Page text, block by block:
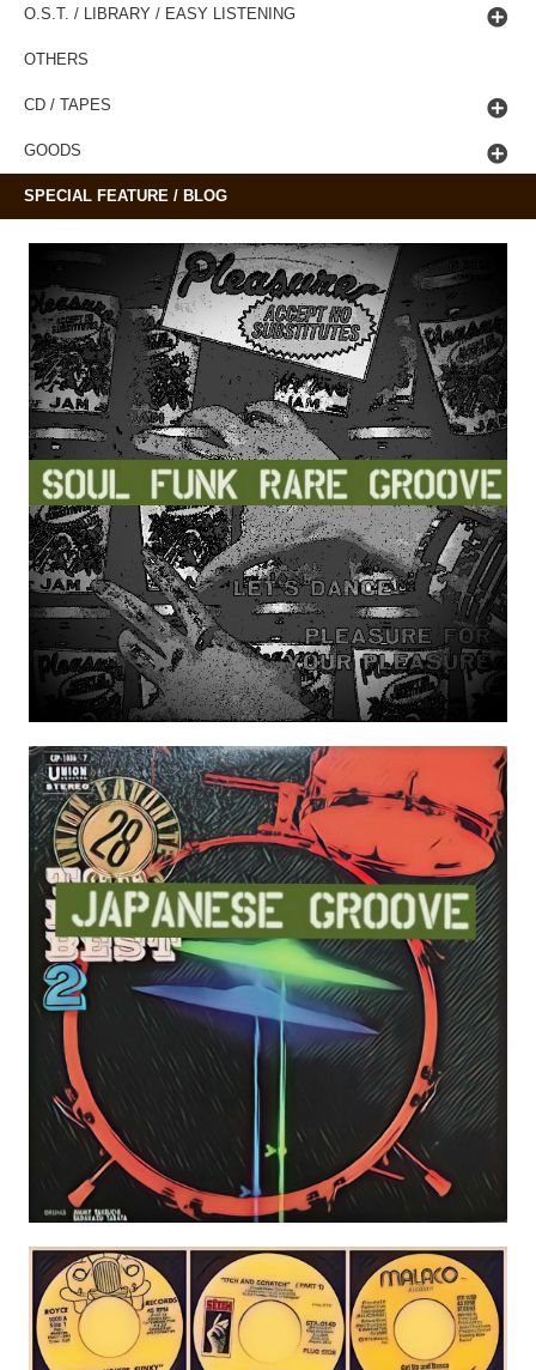
O.S.T. / LIBRARY / EASY LISTENING
OTHERS
CD / TAPES
GOODS
SPECIAL FEATURE / BLOG